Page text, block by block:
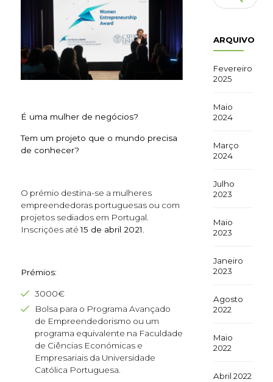
É uma mulher de negócios?
Tem um projeto que o mundo precisa
de conhecer?
O prémio destina-se a mulheres
empreendedoras portuguesas ou com
projetos sediados em Portugal.
Inscrições até15 de abril 2021
Prémios:
3000€
Bolsa para o Programa Avançado
de Empreendedorismo ou um
programa equivalente na Faculdade
de Ciências Económicas e
Empresariais da Universidade
Católica Portuguesa.
ARQUIVO
Fevereiro
2025
Maio
2024
Março
2024
Julho
2023
Maio
2023
Janeiro
2023
Agosto
2022
Maio
2022
Abril 2022